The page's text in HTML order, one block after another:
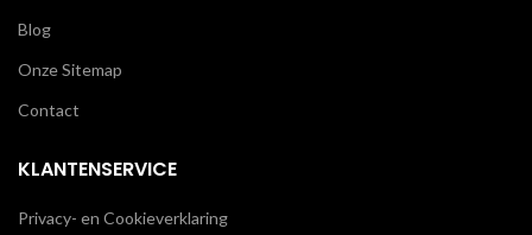
Blog
Onze Sitemap
Contact
KLANTENSERVICE
Privacy- en Cookieverklaring